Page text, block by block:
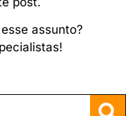
assunto?